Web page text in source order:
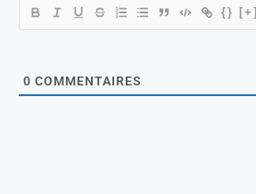
{} [+]
0 COMMENTAIRES